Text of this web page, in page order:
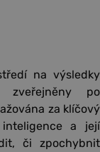
na výsledky
zveřejněny po
za klíčový
a její
či zpochybnit